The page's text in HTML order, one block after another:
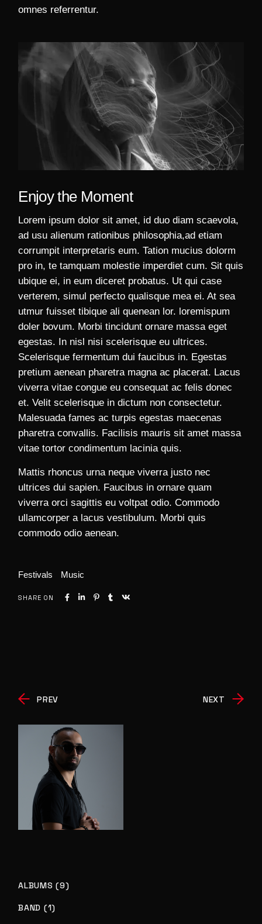
omnes referrentur.
Enjoy the Moment
Lorem ipsum dolor sit amet, id duo diam scaevola,
ad usu alienum rationibus philosophia,ad etiam
corrumpit interpretaris eum. Tation mucius dolorm
pro in, te tamquam molestie imperdiet cum. Sit quis
ubique ei, in eum diceret probatus. Ut qui case
verterem, simul perfecto qualisque mea ei. At sea
utmur fuisset tibique ali quenean lor. loremispum
doler bovum. Morbi tincidunt ornare massa eget
egestas. In nisl nisi scelerisque eu ultrices.
Scelerisque fermentum dui faucibus in. Egestas
pretium aenean pharetra magna ac placerat. Lacus
viverra vitae congue eu consequat ac felis donec
et. Velit scelerisque in dictum non consectetur.
Malesuada fames ac turpis egestas maecenas
pharetra convallis. Facilisis mauris sit amet massa
vitae tortor condimentum lacinia quis.
Mattis rhoncus urna neque viverra justo nec
ultrices dui sapien. Faucibus in ornare quam
viverra orci sagittis eu voltpat odio. Commodo
ullamcorper a lacus vestibulum. Morbi quis
commodo odio aenean.
Festivals Music
SHARE ON
PREV NEXT
ALBUMS (9)
BAND (1)